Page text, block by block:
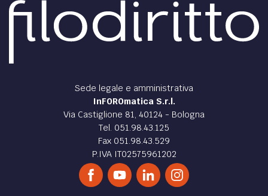
Sede legale e amministrativa
InFOROmatica S.r.l.
Via Castiglione 81, 40124 - Bologna
Tel. 051.98.43.125
Fax 051.98.43.529
P.IVA IT02575961202